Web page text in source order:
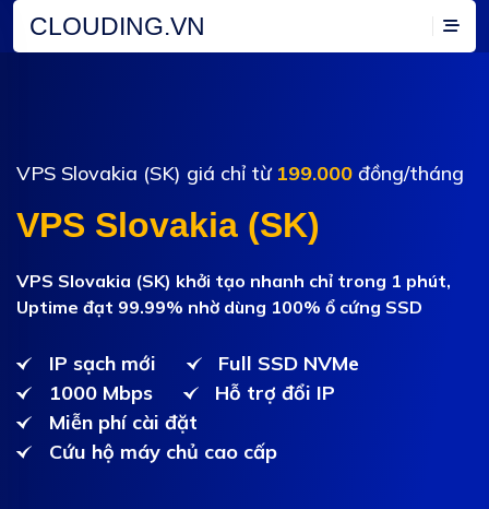
CLOUDING.VN
VPS Slovakia (SK) giá chỉ từ 199.000 đồng/tháng
VPS Slovakia (SK)
VPS Slovakia (SK) khởi tạo nhanh chỉ trong 1 phút,
Uptime đạt 99.99% nhờ dùng 100% ổ cứng SSD
IP sạch mới
Full SSD NVMe
1000 Mbps
Hỗ trợ đổi IP
Miễn phí cài đặt
Cứu hộ máy chủ cao cấp